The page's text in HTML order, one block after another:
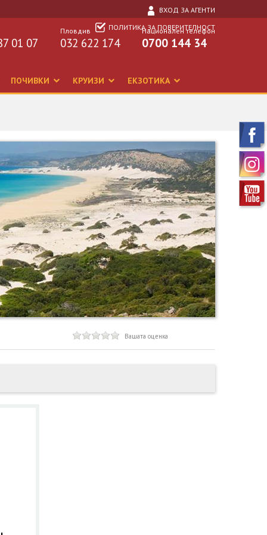
ВХОД ЗА АГЕНТИ
ПОЛИТИКА ЗА ПОВЕРИТЕЛНОСТ
Национален телефон
0700 144 34
Пловдив
032 622 174
01 07
ПОЧИВКИ КРУИЗИ ЕКЗОТИКА
Вашата оценка